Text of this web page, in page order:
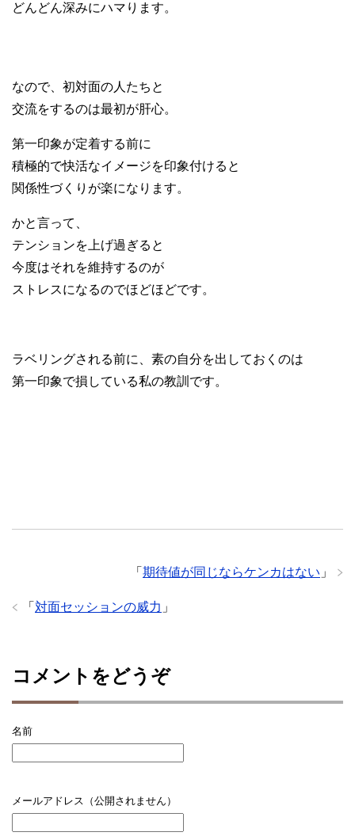
どんどん深みにハマります。
なので、 初対面の人たちと
交流をするのは最初が肝心。
第一印象が定着する前に
積極的で快活なイメージを印象付けると
関係性づくりが楽になります。
かと言って、
テンションを上げ過ぎると
今度はそれを維持するのが
ストレスになるのでほどほどです。
ラベリングされる前に、素の自分を出しておくのは
第一印象で損している私の教訓です。
「 期待値が同じならケンカはない 」
「 対面セッションの威力 」
コメントをどうぞ
名前
メールアドレス（公開されません）